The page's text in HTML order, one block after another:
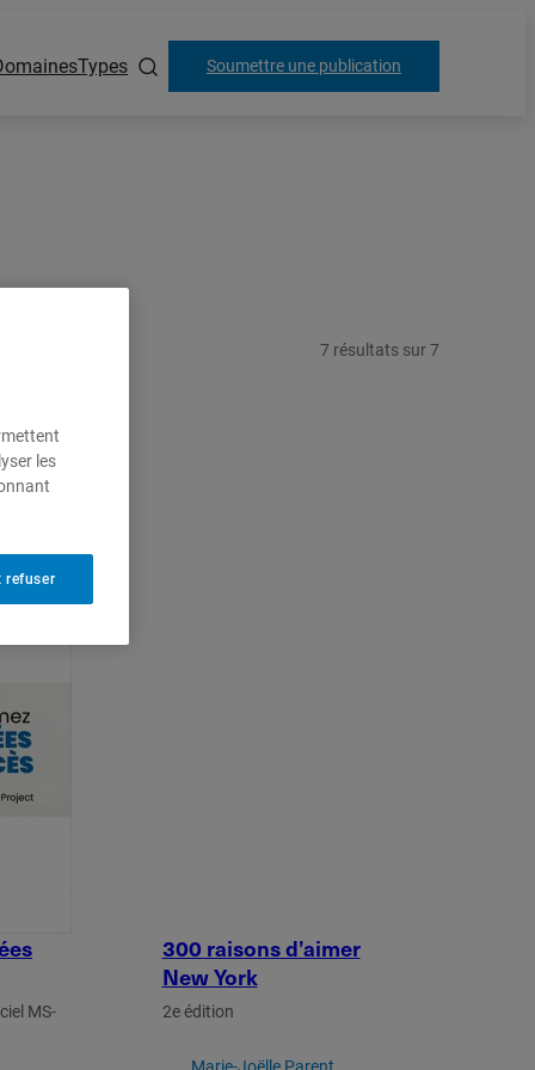
Types Soumettre une publication
7 résultatssur7
MS-
300 raisons d’aimer
New York
2e édition
les
refuser